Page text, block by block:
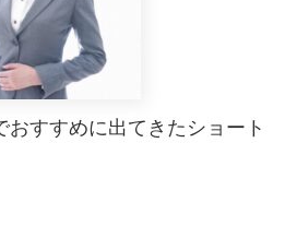
おすすめに出てきたショート